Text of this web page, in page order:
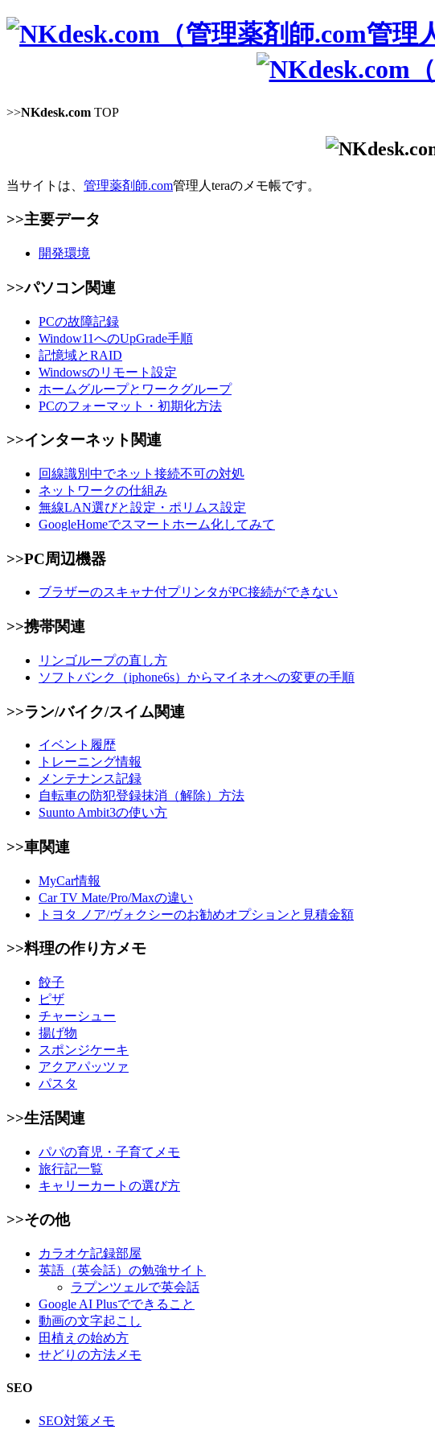
>>NKdesk.com TOP
当サイトは、 管理薬剤師.com管理人teraのメモ帳です。
>>主要データ
開発環境
>>パソコン関連
PCの故障記録
Window11へのUpGrade手順
記憶域とRAID
Windowsのリモート設定
ホームグループとワークグループ
PCのフォーマット・初期化方法
>>インターネット関連
回線識別中でネット接続不可の対処
ネットワークの仕組み
無線LAN選びと設定・ポリムス設定
GoogleHomeでスマートホーム化してみて
>>PC周辺機器
ブラザーのスキャナ付プリンタがPC接続ができない
>>携帯関連
リンゴループの直し方
ソフトバンク（iphone6s）からマイネオへの変更の手順
>>ラン/バイク/スイム関連
イベント履歴
トレーニング情報
メンテナンス記録
自転車の防犯登録抹消（解除）方法
Suunto Ambit3の使い方
>>車関連
MyCar情報
Car TV Mate/Pro/Maxの違い
トヨタ ノア/ヴォクシーのお勧めオプションと見積金額
>>料理の作り方メモ
餃子
ピザ
チャーシュー
揚げ物
スポンジケーキ
アクアパッツァ
パスタ
>>生活関連
パパの育児・子育てメモ
旅行記一覧
キャリーカートの選び方
>>その他
カラオケ記録部屋
英語（英会話）の勉強サイト
ラプンツェルで英会話
Google AI Plusでできること
動画の文字起こし
田植えの始め方
せどりの方法メモ
SEO
SEO対策メモ